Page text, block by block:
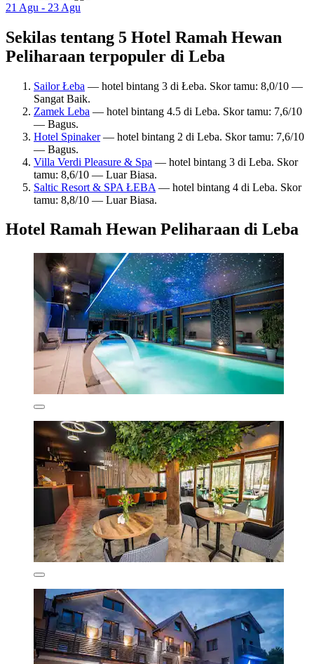
21 Agu - 23 Agu
Sekilas tentang 5 Hotel Ramah Hewan
Peliharaan terpopuler di Leba
Sailor Łeba — hotel bintang 3 di Łeba. Skor tamu: 8,0/10 —
Sangat Baik.
Zamek Leba — hotel bintang 4.5 di Leba. Skor tamu: 7,6/10
— Bagus.
Hotel Spinaker— hotel bintang 2 di Leba. Skor tamu: 7,6/10
— Bagus.
Villa Verdi Pleasure & Spa — hotel bintang 3 di Leba. Skor
tamu: 8,6/10 — Luar Biasa.
Saltic Resort & SPA ŁEBA — hotel bintang 4 di Leba. Skor
tamu: 8,8/10 — Luar Biasa.
Hotel Ramah Hewan Peliharaan di Leba